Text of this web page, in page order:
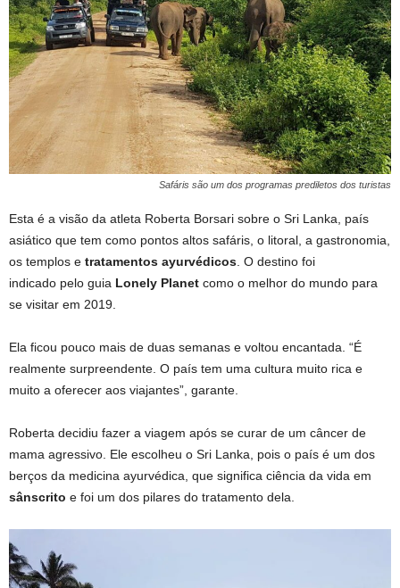
Safáris são um dos programas prediletos dos turistas
Esta é a visão da atleta Roberta Borsari sobre o Sri Lanka, país
asiático que tem como pontos altos safáris, o litoral, a gastronomia,
os templos e tratamentos ayurvédicos . O destino foi
indicado pelo guia Lonely Planet como o melhor do mundo para
se visitar em 2019.
Ela ficou pouco mais de duas semanas e voltou encantada. “É
realmente surpreendente. O país tem uma cultura muito rica e
muito a oferecer aos viajantes”, garante.
Roberta decidiu fazer a viagem após se curar de um câncer de
mama agressivo. Ele escolheu o Sri Lanka, pois o país é um dos
berços da medicina ayurvédica, que significa ciência da vida em
sânscrito e foi um dos pilares do tratamento dela.